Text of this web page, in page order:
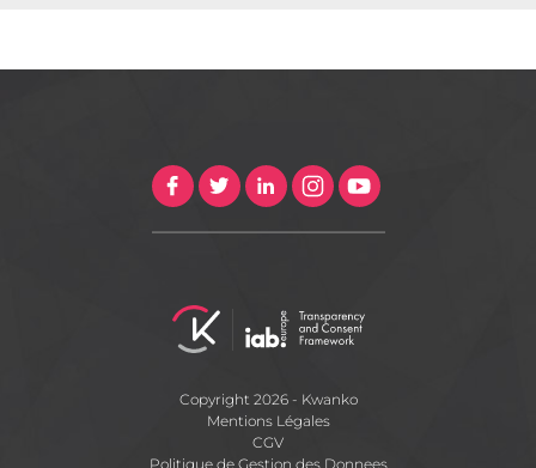
Copyright 2026 - Kwanko
Mentions Légales
CGV
Politique de Gestion des Donnees